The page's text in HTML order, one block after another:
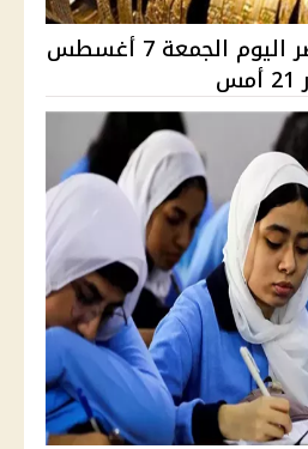
سعر الذهب في مصر اليوم الجمعة 7 أغسطس